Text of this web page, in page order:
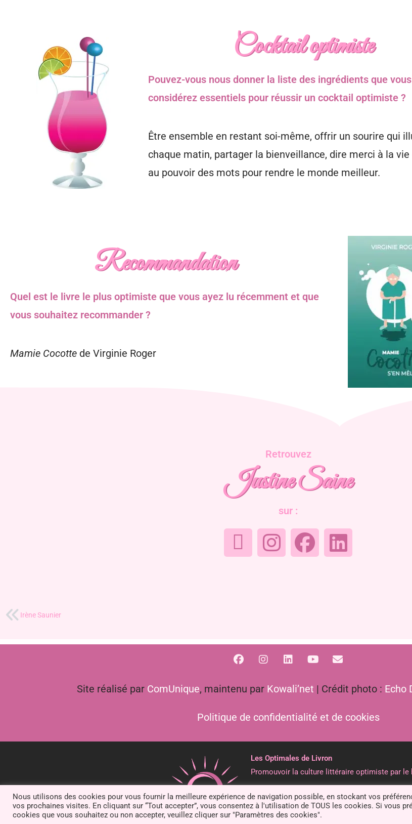
Cocktail optimiste
Pouvez-vous nous donner la liste des ingrédients que vous
considérez essentiels pour réussir un cocktail optimiste ?
Être ensemble en restant soi-même, offrir un sourire qui
chaque matin, partager la bienveillance, dire merci à la
au pouvoir des mots pour rendre le monde meilleur.
Recommandation
Quel est le livre le plus optimiste que vous ayez lu récemment et que
vous souhaitez recommander ?
Mamie Cocotte de Virginie Roger
Retrouvez
Justine Saine
sur :
Irène Saunier
Site réalisé par ComUnique, maintenu par Kowali’net | Crédit photo : Echo
Politique de confidentialité et de cookies
Les Optimales de Livron
Promouvoir la culture littéraire optimiste par le
Association loi 1901, déclarée à la Sous-
N° RNA : W261006308
Nous utilisons des cookies pour vous fournir la meilleure expérience de navigation possible, en stockant vos
vos prochaines visites. En cliquant sur “Tout accepter”, vous consentez à l'utilisation de TOUS les cookies. Si vous
cookies que vous souhaitez ou non accepter, veuillez cliquer sur "Paramètres des cookies".